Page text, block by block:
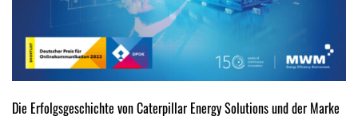
Die Erfolgsgeschichte von Caterpillar Energy Solutions und der Marke